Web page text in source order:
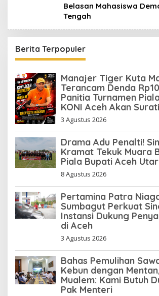
Belasan Mahasiswa
Tengah
Berita Terpopuler
Manajer Tiger Kuta
Terancam Denda
Panitia Turnamen
KONI Aceh Akan
3 Agustus 2026
Drama Adu Penalti!
Kramat Tekuk Muara
Piala Bupati Aceh
8 Agustus 2026
Pertamina Patra
Sumbagut Perkuat
Instansi Dukung
di Aceh
3 Agustus 2026
Bahas Pemulihan
Kebun dengan
Mualem: Kami Butuh
Pak Menteri